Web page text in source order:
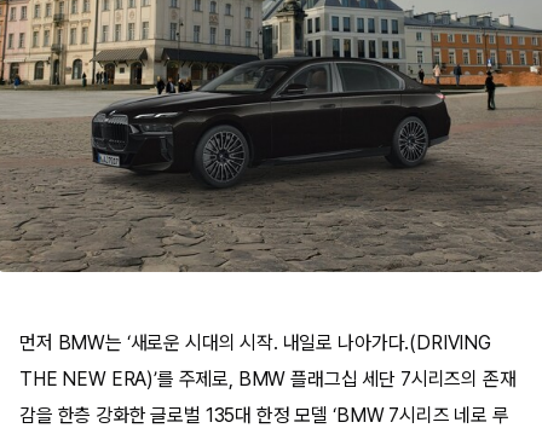
먼저 BMW는 ‘새로운 시대의 시작. 내일로 나아가다.(DRIVING
THE NEW ERA)’를 주제로, BMW 플래그십 세단 7시리즈의 존재
감을 한층 강화한 글로벌 135대 한정 모델 ‘BMW 7시리즈 네로 루